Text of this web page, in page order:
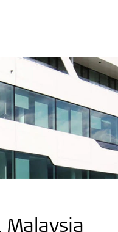
Malaysia